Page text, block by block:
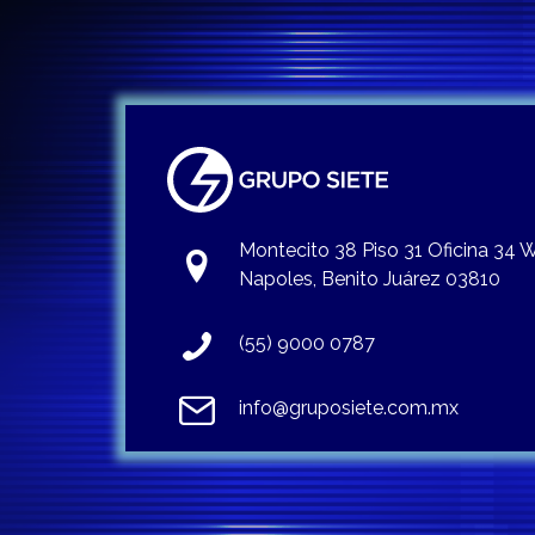
Montecito 38 Piso 31 Oficina 34
Napoles, Benito Juárez 03810
(55) 9000 0787
info@gruposiete.com.mx